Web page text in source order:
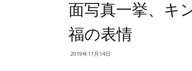
面写真一挙、キ
福の表情
2019年11月14日